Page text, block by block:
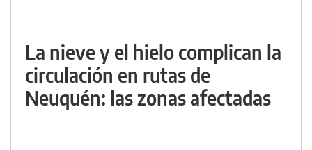
La nieve y el hielo complican la
circulación en rutas de
Neuquén: las zonas afectadas